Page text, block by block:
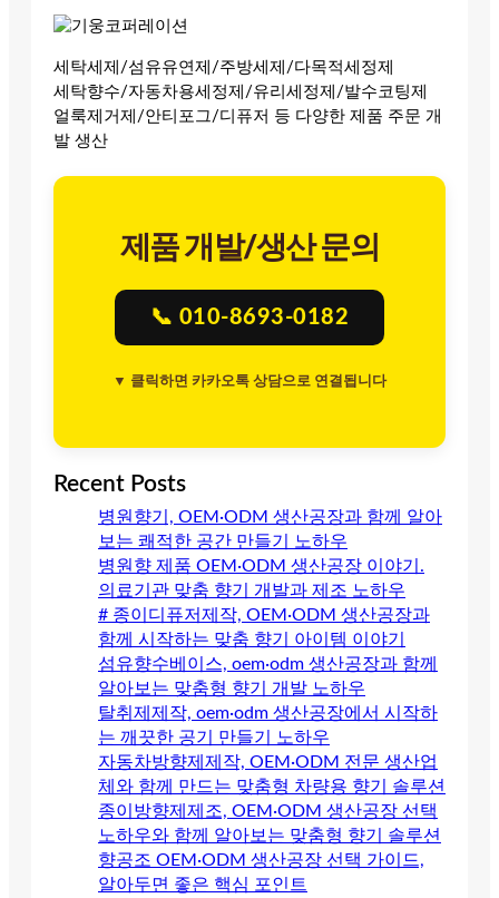
세탁세제/섬유유연제/주방세제/다목적세정제
세탁향수/자동차용세정제/유리세정제/발수코팅제
얼룩제거제/안티포그/디퓨저 등 다양한 제품 주문 개
발 생산
제품 개발/생산 문의
📞 010-8693-0182
▼ 클릭하면 카카오톡 상담으로 연결됩니다
Recent Posts
병원향기, OEM·ODM 생산공장과 함께 알아
보는 쾌적한 공간 만들기 노하우
병원향 제품 OEM·ODM 생산공장 이야기.
의료기관 맞춤 향기 개발과 제조 노하우
# 종이디퓨저제작, OEM·ODM 생산공장과
함께 시작하는 맞춤 향기 아이템 이야기
섬유향수베이스, oem·odm 생산공장과 함께
알아보는 맞춤형 향기 개발 노하우
탈취제제작, oem·odm 생산공장에서 시작하
는 깨끗한 공기 만들기 노하우
자동차방향제제작, OEM·ODM 전문 생산업
체와 함께 만드는 맞춤형 차량용 향기 솔루션
종이방향제제조, OEM·ODM 생산공장 선택
노하우와 함께 알아보는 맞춤형 향기 솔루션
향공조 OEM·ODM 생산공장 선택 가이드,
알아두면 좋은 핵심 포인트